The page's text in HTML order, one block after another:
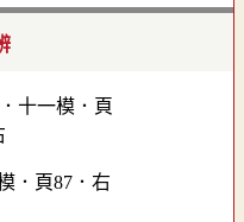
．頁87．右